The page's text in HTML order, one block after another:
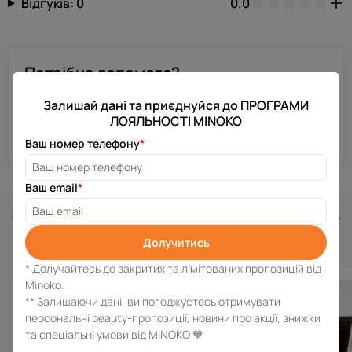
Потрібна допомога?
декілька хвилин.
Схожі товари
Залишай дані та приєднуйся до ПРОГРАМИ
ЛОЯЛЬНОСТІ MINOKO
Ваш номер телефону*
Ваш email*
Долучитись
* Долучайтесь до закритих та лімітованих пропозицій від
Minoko.
** Залишаючи дані, ви погоджуєтесь отримувати
персональні beauty-пропозиції, новини про акції, знижки
та спеціальні умови від MINOKO 🧡